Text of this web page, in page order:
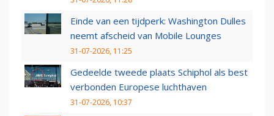
Einde van een tijdperk: Washington Dulles
neemt afscheid van Mobile Lounges
31-07-2026, 11:25
Gedeelde tweede plaats Schiphol als best
verbonden Europese luchthaven
31-07-2026, 10:37